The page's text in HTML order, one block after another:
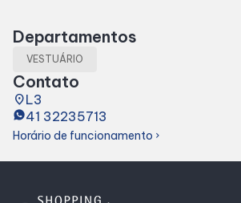
Lojas e Restaurantes
Alimentação
Departamentos
VESTUÁRIO
Contato
placeL3
41 32235713
Horário de funcionamento chevron_right